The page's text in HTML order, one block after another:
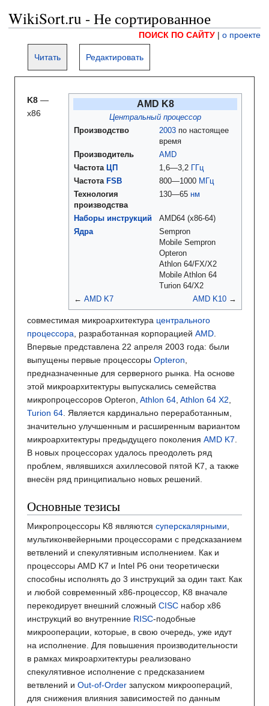
WikiSort.ru - Не сортированное
ПОИСК ПО САЙТУ | о проекте
Читать Редактировать
AMD K8
Центральный процессор
Производство
2003 по настоящее
время
Производитель
AMD
Частота ЦП 1,6—3,2
ГГц
Частота FSB 800—1000 МГц
Технология
производства
130—65 нм
Наборы инструкций
AMD64 (x86-64)
Ядра
Sempron
Mobile Sempron
Opteron
Athlon 64/FX/X2
Mobile Athlon 64
Turion 64/X2
← AMD K7 AMD K10 →
K8 —
x86
совместимая микроархитектура центрального
процессора, разработанная корпорацией AMD.
Впервые представлена 22 апреля 2003 года: были
выпущены первые процессоры Opteron,
предназначенные для серверного рынка. На основе
этой микроархитектуры выпускались семейства
микропроцессоров Opteron, Athlon 64, Athlon 64 X2,
Turion 64. Является кардинально переработанным,
значительно улучшенным и расширенным вариантом
микроархитектуры предыдущего поколения AMD K7.
В новых процессорах удалось преодолеть ряд
проблем, являвшихся ахиллесовой пятой K7, а также
внесён ряд принципиально новых решений.
Основные тезисы
Микропроцессоры K8 являются суперскалярными,
мультиконвейерными процессорами с предсказанием
ветвлений и спекулятивным исполнением. Как и
процессоры AMD K7 и Intel P6 они теоретически
способны исполнять до 3 инструкций за один такт. Как
и любой современный x86-процессор, K8 вначале
перекодирует внешний сложный CISC набор x86
инструкций во внутренние RISC-подобные
микрооперации, которые, в свою очередь, уже идут
на исполнение. Для повышения производительности
в рамках микроархитектуры реализовано
спекулятивное исполнение с предсказанием
ветвлений и Out-of-Order запуском микроопераций,
для снижения влияния зависимостей по данным